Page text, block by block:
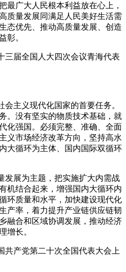
最广大人民根本利益放在心上，
质量发展同满足人民美好生活需
态优先、推动高质量发展、创造
彰。
三届全国人大四次会议青海代表
主义现代化国家的首要任务。
。没有坚实的物质技术基础，就
化强国。必须完整、准确、全面
义市场经济改革方向，坚持高水
大循环为主体、国内国际双循环
发展为主题，把实施扩大内需战
机结合起来，增强国内大循环内
环质量和水平，加快建设现代化
产率，着力提升产业链供应链韧
融合和区域协调发展，推动经济
增长。
共产党第二十次全国代表大会上